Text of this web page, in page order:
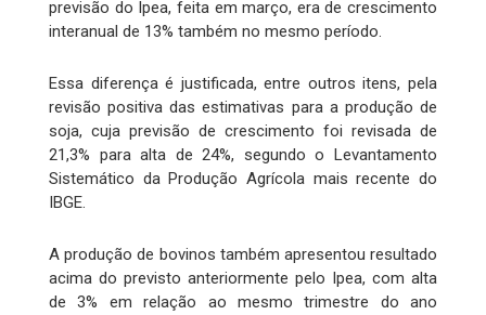
previsão do Ipea, feita em março, era de crescimento
interanual de 13% também no mesmo período.
Essa diferença é justificada, entre outros itens, pela
revisão positiva das estimativas para a produção de
soja, cuja previsão de crescimento foi revisada de
21,3% para alta de 24%, segundo o Levantamento
Sistemático da Produção Agrícola mais recente do
IBGE.
A produção de bovinos também apresentou resultado
acima do previsto anteriormente pelo Ipea, com alta
de 3% em relação ao mesmo trimestre do ano